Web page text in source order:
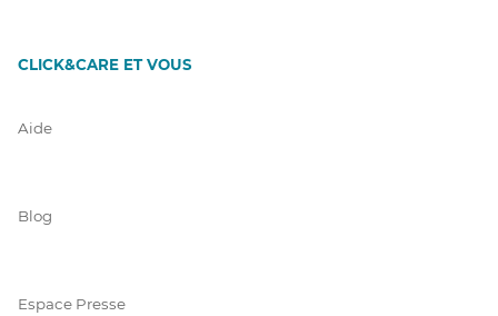
CLICK&CARE ET VOUS
Aide
Blog
Espace Presse